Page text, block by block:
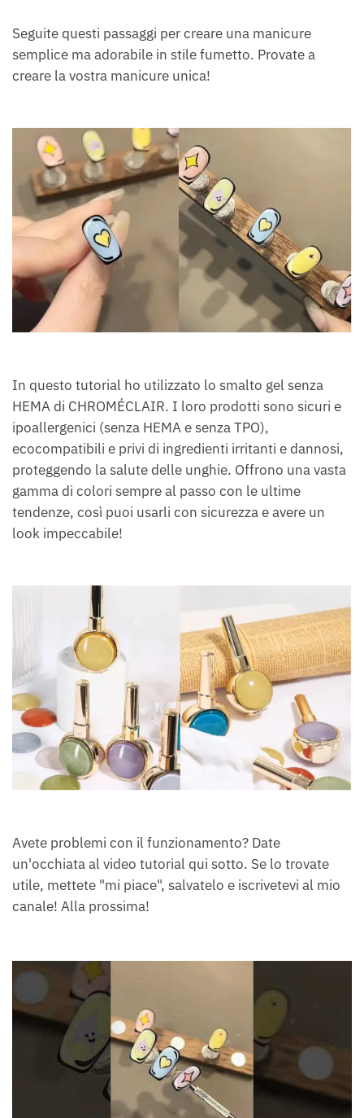
Seguite questi passaggi per creare una manicure
semplice ma adorabile in stile fumetto. Provate a
creare la vostra manicure unica!
In questo tutorial ho utilizzato lo smalto gel senza
HEMA di CHROMÉCLAIR. I loro prodotti sono sicuri e
ipoallergenici (senza HEMA e senza TPO),
ecocompatibili e privi di ingredienti irritanti e dannosi,
proteggendo la salute delle unghie. Offrono una vasta
gamma di colori sempre al passo con le ultime
tendenze, così puoi usarli con sicurezza e avere un
look impeccabile!
Avete problemi con il funzionamento? Date
un'occhiata al video tutorial qui sotto. Se lo trovate
utile, mettete "mi piace", salvatelo e iscrivetevi al mio
canale! Alla prossima!